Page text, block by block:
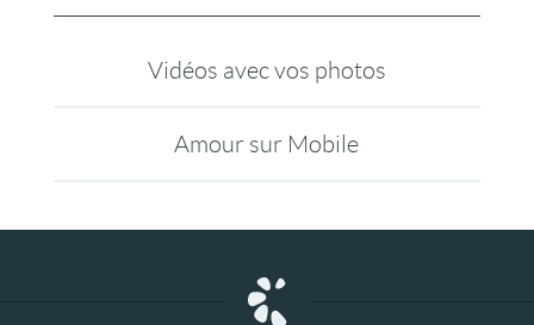
Vidéos avec vos photos
Amour sur Mobile